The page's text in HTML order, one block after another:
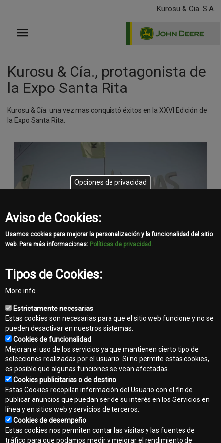
principal
Kurosu & Cia. S.A.
Kurosu & Cía., protagonista de
la Expo Santa Rita
Kurosu & Cía. una vez mas conquistó éxitos en la XXVI Edición de
la Expo Santa Rita.
Share
Footer
Contacto
Mapa del sitio
Opciones de privacidad
Aviso de Cookies:
Usamos cookies para mejorar la personalización y la funcionalidad del sitio
web. Para más informaciones: Políticas de privacidad.
Tipos de Cookies:
More info
Estrictamente necesarias
Estas cookies son necesarias para que el sitio web funcione y no se
pueden desactivar en nuestros sistemas.
Cookies de funcionalidad
Mejoran el uso de los servicios ya que mantienen cierto tipo de
selecciones realizadas por el usuario. Si no permite estas cookies,
es posible que algunas funciones se vean afectadas.
Cookies publicitarias o de destino
Estas Cookies recopilan información del Usuario con el fin de
publicar anuncios que puedan ser de su interés en los Servicios en
línea y en sitios web y servicios de terceros.
Cookies de desempeño
Estas cookies nos permiten contar las visitas y las fuentes de
tráfico para que podamos medir y mejorar el rendimiento de